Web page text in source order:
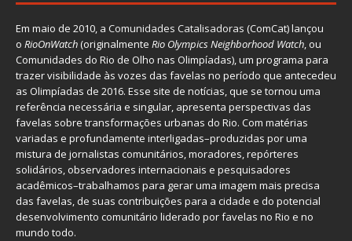
Em maio de 2010, a Comunidades Catalisadoras (ComCat) lançou
o RioOnWatch(originalmente Rio Olympics Neighborhood Watch, ou
Comunidades do Rio de Olho nas Olimpíadas), um programa para
trazer visibilidade às vozes das favelas no período que antecedeu
as Olimpíadas de 2016. Esse site de notícias, que se tornou uma
referência necessária e singular, apresenta perspectivas das
favelas sobre transformações urbanas do Rio. Com matérias
variadas e profundamente interligadas–produzidas por uma
mistura de jornalistas comunitários, moradores, repórteres
solidários, observadores internacionais e pesquisadores
acadêmicos–trabalhamos para gerar uma imagem mais precisa
das favelas, de suas contribuições para a cidade e do potencial
desenvolvimento comunitário liderado por favelas no Rio e no
mundo todo.